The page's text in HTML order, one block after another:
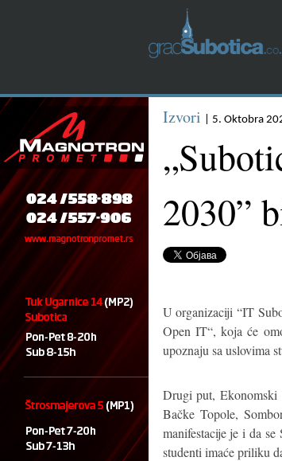
Izvori | 5. Oktobra
2030”
U organizaciji “IT
Open IT“, koja će
upoznaju sa uslovima
Drugi put, Ekonomski
Bačke Topole,
manifestacije je i da
studenti imaće priliku